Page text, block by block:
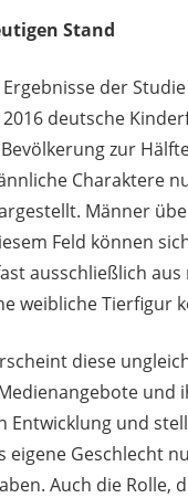
Stand
der Studie
deutsche
zur
Charaktere
Männer
Feld können
ausschließlich
weibliche Tierfigur
diese
und
Entwicklung und
eigene Geschlecht
Auch die Rolle,